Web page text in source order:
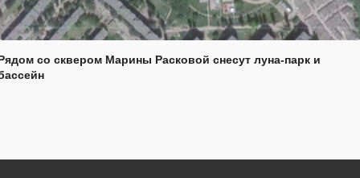
со сквером Марины Расковой снесут луна-парк и